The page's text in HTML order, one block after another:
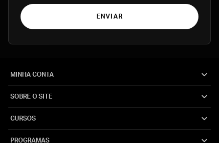
ENVIAR
MINHA CONTA
SOBRE O SITE
CURSOS
PROGRAMAS